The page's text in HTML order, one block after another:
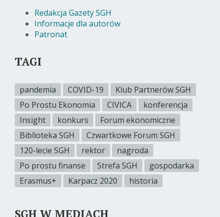
Redakcja Gazety SGH
Informacje dla autorów
Patronat
TAGI
pandemia COVID-19
Klub Partnerów SGH
Po Prostu Ekonomia
CIVICA
konferencja
Insight
konkurs
Forum ekonomiczne
Biblioteka SGH
Czwartkowe Forum SGH
120-lecie SGH
rektor
nagroda
Po prostu finanse
Strefa SGH
gospodarka
Erasmus+
Karpacz 2020 historia
SGH W MEDIACH